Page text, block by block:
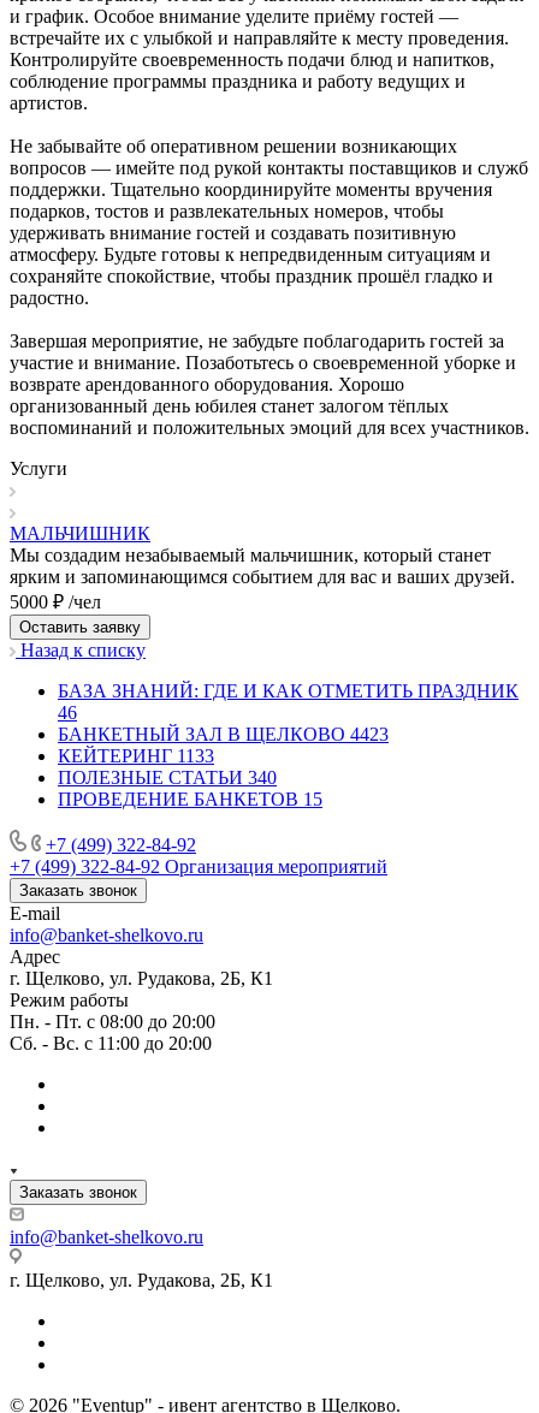
и график. Особое внимание уделите приёму гостей —
встречайте их с улыбкой и направляйте к месту проведения.
Контролируйте своевременность подачи блюд и напитков,
соблюдение программы праздника и работу ведущих и
артистов.
Не забывайте об оперативном решении возникающих
вопросов — имейте под рукой контакты поставщиков и служб
поддержки. Тщательно координируйте моменты вручения
подарков, тостов и развлекательных номеров, чтобы
удерживать внимание гостей и создавать позитивную
атмосферу. Будьте готовы к непредвиденным ситуациям и
сохраняйте спокойствие, чтобы праздник прошёл гладко и
радостно.
Завершая мероприятие, не забудьте поблагодарить гостей за
участие и внимание. Позаботьтесь о своевременной уборке и
возврате арендованного оборудования. Хорошо
организованный день юбилея станет залогом тёплых
воспоминаний и положительных эмоций для всех участников.
Услуги
МАЛЬЧИШНИК
Мы создадим незабываемый мальчишник, который станет
ярким и запоминающимся событием для вас и ваших друзей.
5000 ₽ /чел
Оставить заявку
Назад к списку
БАЗА ЗНАНИЙ: ГДЕ И КАК ОТМЕТИТЬ ПРАЗДНИК
46
БАНКЕТНЫЙ ЗАЛ В ЩЕЛКОВО 4423
КЕЙТЕРИНГ 1133
ПОЛЕЗНЫЕ СТАТЬИ 340
ПРОВЕДЕНИЕ БАНКЕТОВ 15
+7 (499) 322-84-92
+7 (499) 322-84-92 Организация мероприятий
Заказать звонок
E-mail
info@banket-shelkovo.ru
Адрес
г. Щелково, ул. Рудакова, 2Б, К1
Режим работы
Пн. - Пт. с 08:00 до 20:00
Сб. - Вс. с 11:00 до 20:00
Заказать звонок
info@banket-shelkovo.ru
г. Щелково, ул. Рудакова, 2Б, К1
© 2026 "Eventup" - ивент агентство в Щелково.